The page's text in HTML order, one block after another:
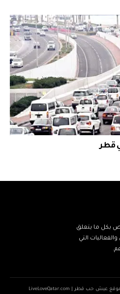
قطر
بكل ما يتعلق
التي